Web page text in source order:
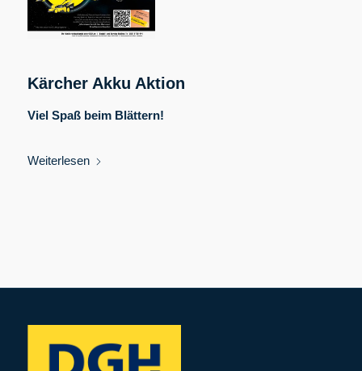
Kärcher Akku Aktion
Viel Spaß beim Blättern!
Weiterlesen